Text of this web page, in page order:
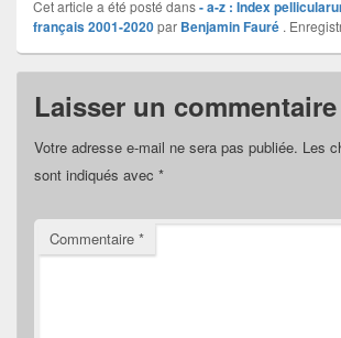
Cet article a été posté dans- a-z : Index
français 2001-2020par Benjamin Fauré .
Laisser un commentaire
Votre adresse e-mail ne sera pas publiée. Les
sont indiqués avec *
Commentaire *